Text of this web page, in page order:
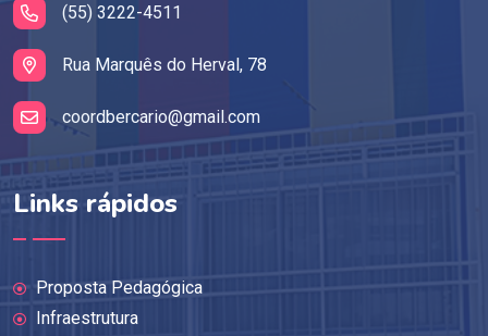
(55) 3222-4511
Rua Marquês do Herval, 78
coordbercario@gmail.com
Links rápidos
Proposta Pedagógica
Infraestrutura